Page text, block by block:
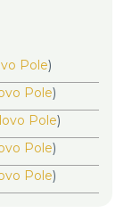
Pole)
Pole)
Pole)
Pole)
Pole)